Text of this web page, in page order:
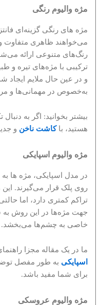
مژه والیوم رنگی
مژه های رنگی گزینه‌ای
می‌خواهند ظاهری متفاوت
رنگ‌های متنوعی ارائه
ترکیبی با مژه‌های تیره و
و در عین حال ملایم ایجاد
به‌خصوص در مهمانی‌ها و
بیشتر بخوانید: اگر به
هستید، باکاشت ناخن و
مژه والیوم اسپایکی
در مدل اسپایکی، مژه ها
روی پلک قرار می‌گیرند.
تراکم کمتری دارد، اما
جهت مژه‌ها در این روش به
خاصی به چشم‌ها می‌بخشد.
ما در یک مقاله مجزا
اسپایکی به طور مفصل
برای شما مفید باشد.
مژه والیوم عروسکی